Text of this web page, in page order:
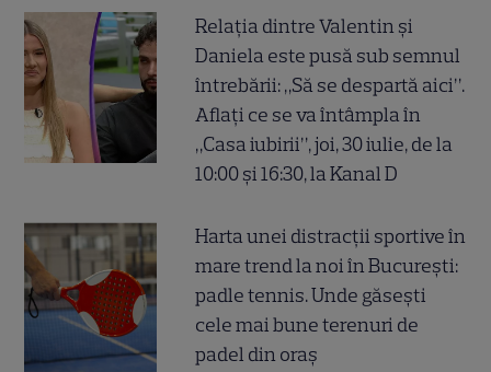
Relația dintre Valentin și
Daniela este pusă sub semnul
întrebării: „Să se despartă aici”.
Aflați ce se va întâmpla în
„Casa iubirii”, joi, 30 iulie, de la
10:00 și 16:30, la Kanal D
Harta unei distracții sportive în
mare trend la noi în București:
padle tennis. Unde găsești
cele mai bune terenuri de
padel din oraș